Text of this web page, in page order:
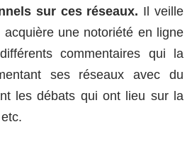
sur ces réseaux. Il veille
une notoriété en ligne
commentaires qui la
ses réseaux avec du
les débats qui ont lieu sur la